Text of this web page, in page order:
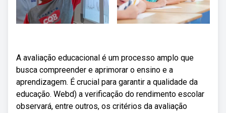
A avaliação educacional é um processo amplo que
busca compreender e aprimorar o ensino e a
aprendizagem. É crucial para garantir a qualidade da
educação. Webd) a verificação do rendimento escolar
observará, entre outros, os critérios da avaliação